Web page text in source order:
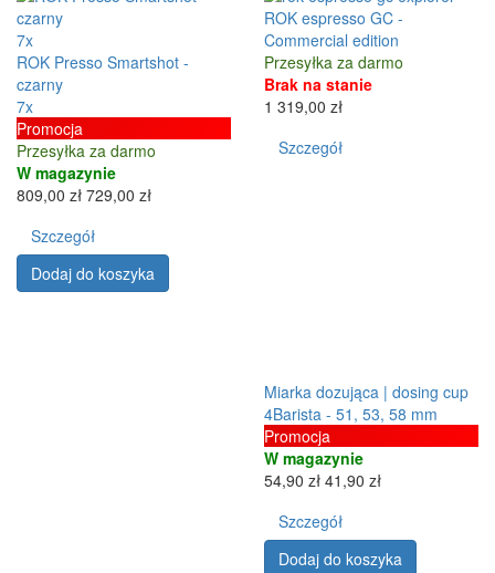
7x
ROK Presso Smartshot -
czarny
7x
Promocja
Przesyłka za darmo
W magazynie
809,00 zł 729,00 zł
Szczegół
Dodaj do koszyka
ROK espresso GC -
Commercial edition
Przesyłka za darmo
Brak na stanie
1 319,00 zł
Szczegół
Miarka dozująca | dosing cup
4Barista - 51, 53, 58 mm
Promocja
W magazynie
54,90 zł 41,90 zł
Szczegół
Dodaj do koszyka